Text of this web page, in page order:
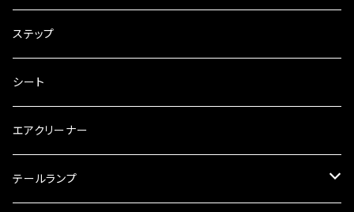
電装・配線・キボシ等
キャブレター
チェーン
工具類
グリップ
バーハン
ハンドルパーツ
ハンドルスイッチ
ハンドルポスト
ステップ
シート
エアクリーナー
テールランプ